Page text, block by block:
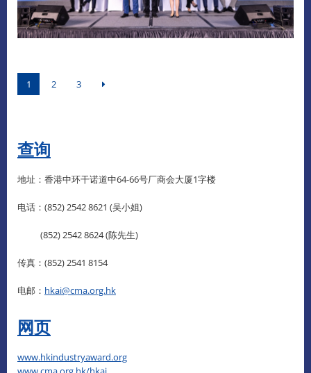
1 2 3
查询
地址：香港中环干诺道中64-66号厂商会大厦1字楼
电话：(852) 2542 8621 (吴小姐)
(852) 2542 8624 (陈先生)
传真：(852) 2541 8154
电邮： hkai@cma.org.hk
网页
www.hkindustryaward.org